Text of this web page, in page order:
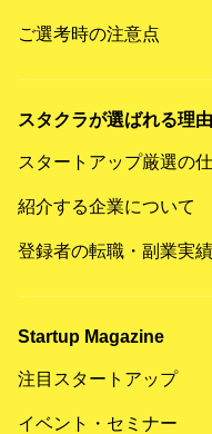
ご選考時の注意点
スタクラが選ばれる理由
スタートアップ厳選の
紹介する企業について
登録者の転職・副業実績
Startup Magazine
注目スタートアップ
イベント・セミナー